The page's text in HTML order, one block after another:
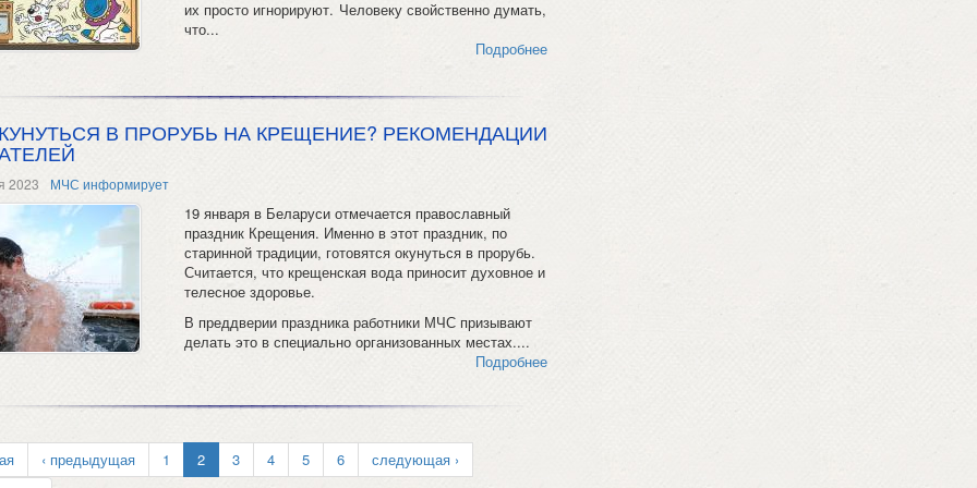
их просто игнорируют. Человеку свойственно думать,
что...
Подробнее
В ПРОРУБЬ НА КРЕЩЕНИЕ? РЕКОМЕНДАЦИИ
2023 МЧС информирует
19 января в Беларуси отмечается православный
праздник Крещения. Именно в этот праздник, по
старинной традиции, готовятся окунуться в прорубь.
Считается, что крещенская вода приносит духовное и
телесное здоровье.
В преддверии праздника работники МЧС призывают
делать это в специально организованных местах....
Подробнее
‹ предыдущая 1 2 3 4 5 6
следующая ›